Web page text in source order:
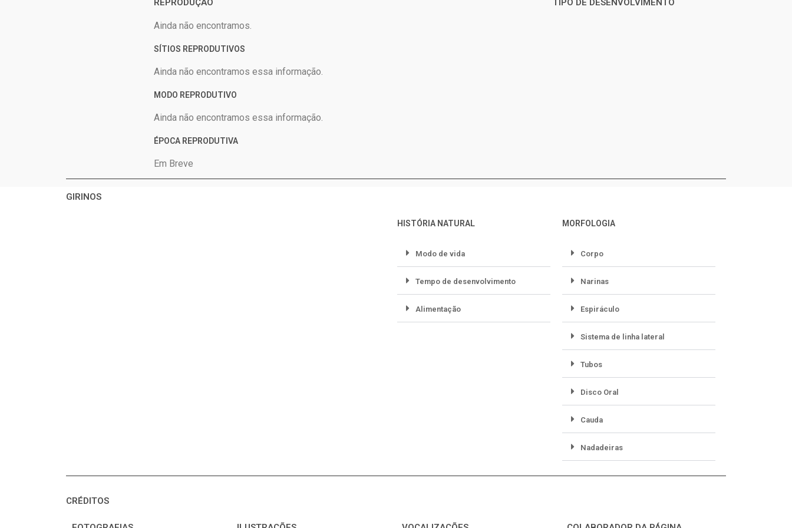
REPRODUÇÃO
Ainda não encontramos.
SÍTIOS REPRODUTIVOS
Ainda não encontramos essa informação.
MODO REPRODUTIVO
Ainda não encontramos essa informação.
ÉPOCA REPRODUTIVA
Em Breve
TIPO DE DESENVOLVIMENTO
GIRINOS
HISTÓRIA NATURAL
Modo de vida
Tempo de desenvolvimento
Alimentação
MORFOLOGIA
Corpo
Narinas
Espiráculo
Sistema de linha lateral
Tubos
Disco Oral
Cauda
Nadadeiras
CRÉDITOS